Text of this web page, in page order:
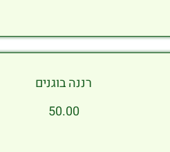
רננה בוגנים
50.00